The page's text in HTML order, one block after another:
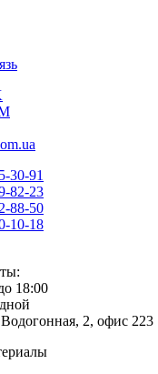
30-91
82-23
88-50
10-18
18:00
2, офис 223